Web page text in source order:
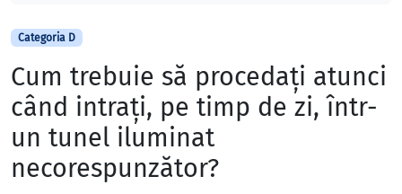
Categoria D
Cum trebuie să procedaţi atunci
când intraţi, pe timp de zi, într-
un tunel iluminat
necorespunzător?